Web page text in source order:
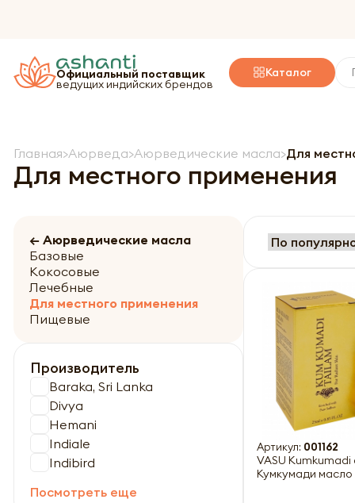
Официальный поставщик
ведущих индийских брендов
Каталог
Главная Аюрведа Аюрведические масла Для
Для местного применения
← Аюрведические масла
Базовые
Кокосовые
Лечебные
Для местного применения
Пищевые
Производитель
Baraka, Sri Lanka
Divya
Hemani
Indiale
Indibird
Посмотреть еще
Артикул: 001162
VASU Kumkumadi
Кумкумади масло